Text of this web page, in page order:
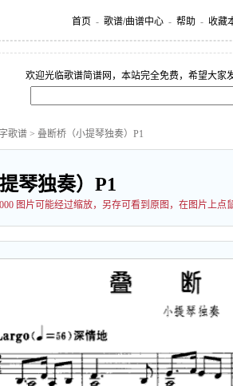
首页 - 歌谱/曲谱中心 - 帮助 - 收藏
欢迎光临歌谱简谱网，本站完全免费，希望大家
歌谱 > 叠断桥（小提琴独奏）P1
琴独奏）P1
图片可能经过缩放，另存可看到原图，在图片上